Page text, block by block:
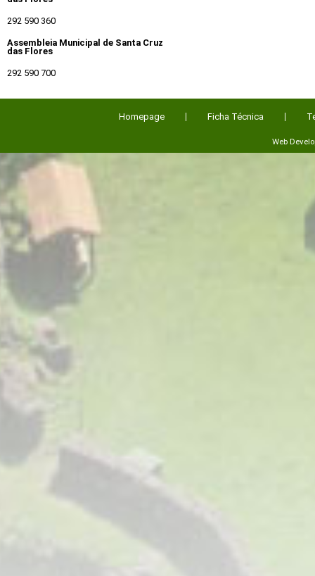
292 590 360
Assembleia Municipal de Santa Cruz
das Flores
292 590 700
Homepage Ficha Técnica
Web